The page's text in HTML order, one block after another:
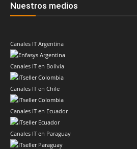
Nuestros medios
Canales IT Argentina
Canales IT en Bolivia
Canales IT en Chile
Canales IT en Ecuador
Canales IT en Paraguay